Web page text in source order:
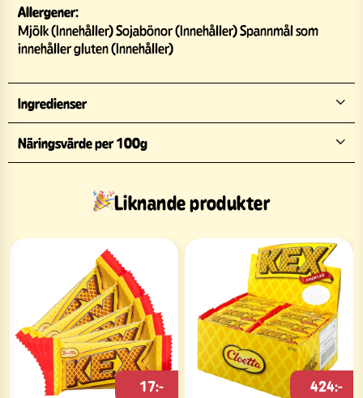
Allergener:
Mjölk (Innehåller) Sojabönor (Innehåller) Spannmål som
innehåller gluten (Innehåller)
Ingredienser
Näringsvärde per 100g
Liknande produkter
17:- 424:-